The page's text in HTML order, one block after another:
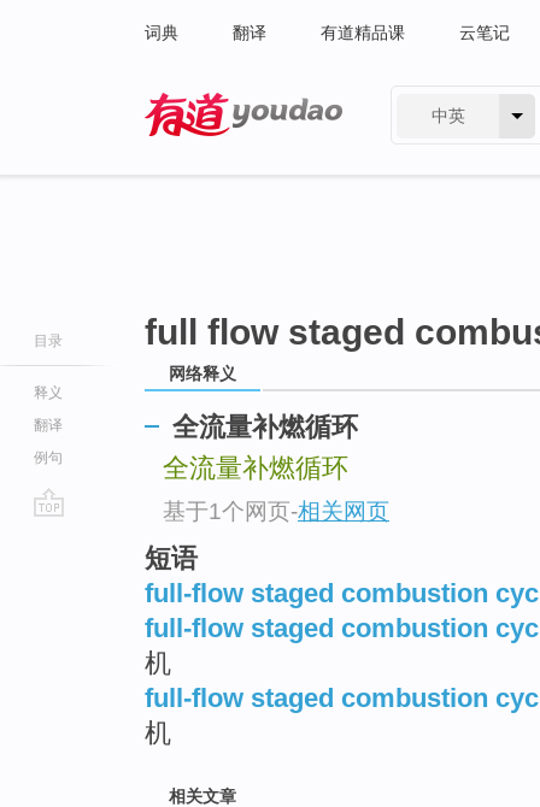
词典 翻译 有道精品课 云笔记
中英
目录
释义
翻译
例句
full flow staged
网络释义
全流量补燃循环
全流量补燃循环
基于1个网页-相关网页
短语
full-flow staged combustion
full-flow staged combustion
机
full-flow staged combustion
机
相关文章